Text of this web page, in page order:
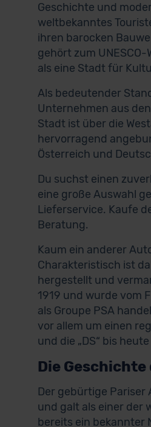
Geschichte und
weltbekanntes
ihren barocken
gehört zum
als eine Stadt für
Als bedeutender
Unternehmen aus
Stadt ist über die
hervorragend
Österreich und
Du suchst einen
eine große Auswahl
Lieferservice. Kaufe
Beratung.
Kaum ein anderer
Charakteristisch ist
hergestellt und
1919 und wurde vom
als Groupe PSA
vor allem um einen
und die „DS“ bis
Die
Der gebürtige Pariser
und galt als einer der
bereits ein bekannter